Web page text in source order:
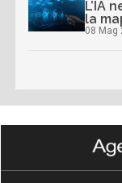
L’IA
la
08 Mag